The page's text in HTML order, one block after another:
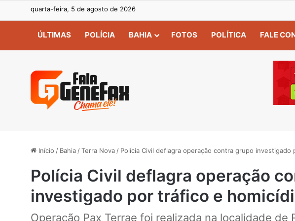
quarta-feira, 5 de agosto de 2026
ÚLTIMAS POLÍCIA BAHIA FOTOS POLÍTICA FALE
Início / Bahia /Terra Nova / Polícia Civil deflagra operação contra grupo
Polícia Civil deflagra operação
investigado por tráfico e
Operação Pax Terrae foi realizada na localidade de